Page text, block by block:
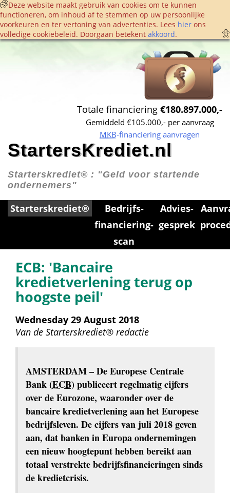
Deze website maakt gebruik van cookies om te kunnen
functioneren, om inhoud af te stemmen op uw persoonlijke
voorkeuren en ter vertoning van advertenties. Lees hier ons
volledige cookie­beleid. Doorgaan betekent akkoord.
Totale financiering €180.897.000,-
Gemiddeld €105.000,- per aanvraag
MKB-financiering aanvragen
StartersKrediet.nl
Starterskrediet® : "Geld voor startende
ondernemers"
Starterskrediet®
Bedrijfs­
financiering­
scan
Advies­
gesprek
ECB: 'Bancaire
kredietverlening terug op
hoogste peil'
Wednesday 29 August 2018
Van de Starterskrediet® redactie
AMSTERDAM – De Europese Centrale
Bank (ECB) publiceert regelmatig cijfers
over de Eurozone, waaronder over de
bancaire kredietverlening aan het Europese
bedrijfsleven. De cijfers van juli 2018 geven
aan, dat banken in Europa ondernemingen
een nieuw hoogtepunt hebben bereikt aan
totaal verstrekte bedrijfsfinancieringen sinds
de kredietcrisis.